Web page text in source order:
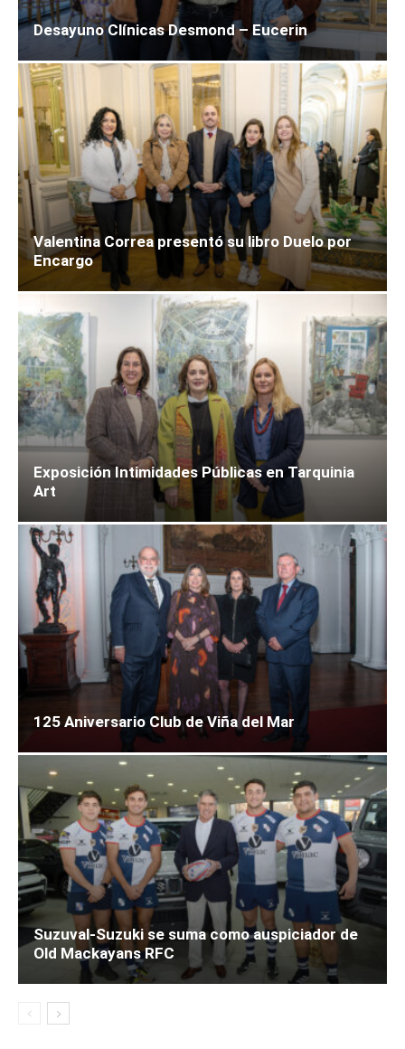
Desayuno Clínicas Desmond – Eucerin
Valentina Correa presentó su libro Duelo por
Encargo
Exposición Intimidades Públicas en Tarquinia
Art
125 Aniversario Club de Viña del Mar
Suzuval-Suzuki se suma como auspiciador de
Old Mackayans RFC